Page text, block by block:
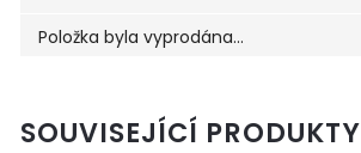
Položka byla vyprodána…
SOUVISEJÍCÍ PRODUKTY